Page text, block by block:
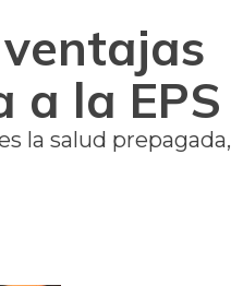
a la EPS
la salud prepagada,